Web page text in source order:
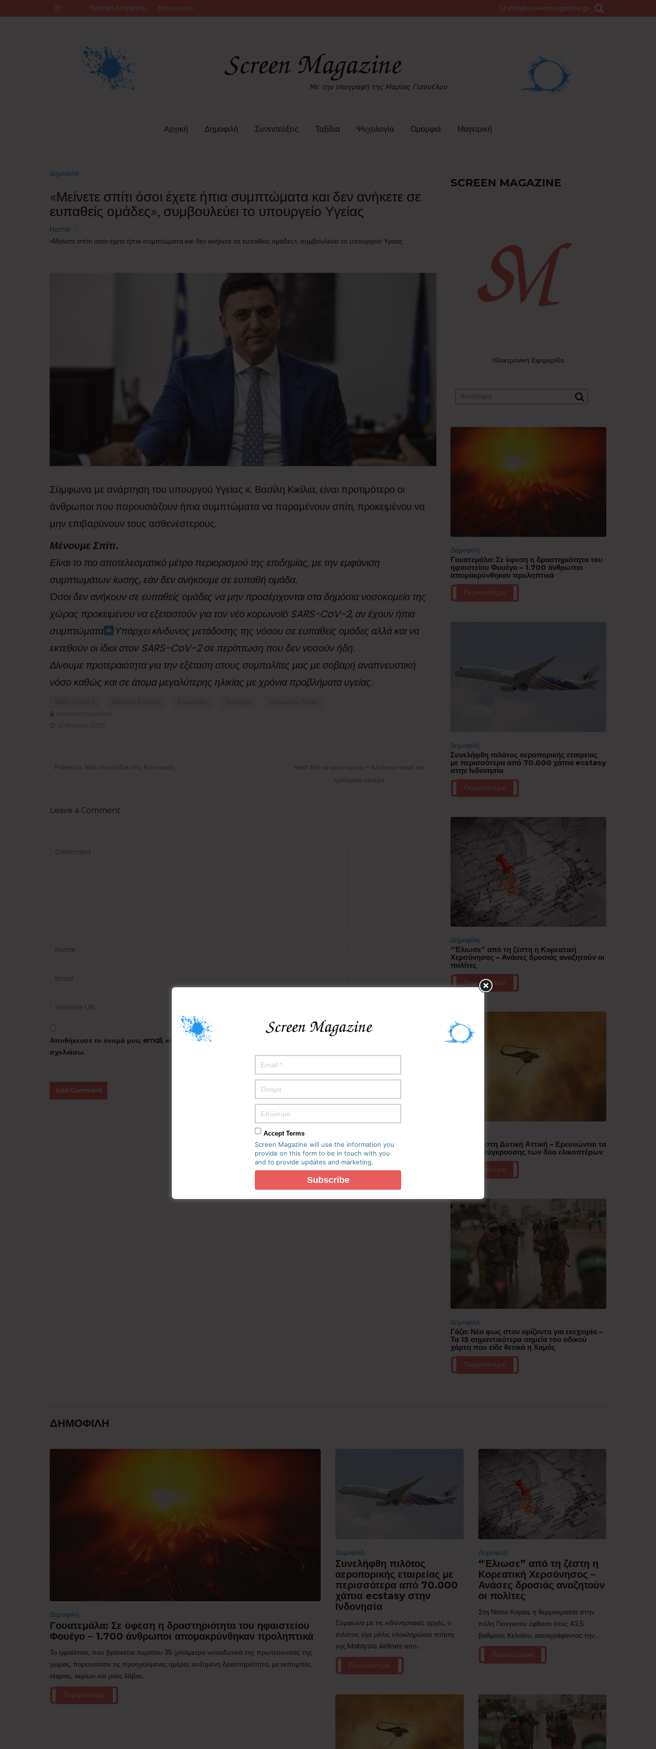
to
Πολιτική Απορρήτου Επικοινωνία info@screenmagazine.gr
Αρχική Δημοφιλή Συνεντεύξεις Ταξίδια Ψυχολογία Ομορφιά Μαγειρική
Δημοφιλή
«Μείνετε σπίτι όσοι έχετε ήπια συμπτώματα και δεν ανήκετε σε
ευπαθείς ομάδες», συμβουλεύει το υπουργείο Υγείας
Home
«Μείνετε σπίτι όσοι έχετε ήπια συμπτώματα και δεν ανήκετε σε ευπαθείς ομάδες», συμβουλεύει το υπουργείο Υγείας
Σύμφωνα με ανάρτηση του υπουργού Υγείας κ. Βασίλη Κικίλια, είναι προτιμότερο οι
άνθρωποι που παρουσιάζουν ήπια συμπτώματα να παραμένουν σπίτι, προκειμένου να
μην επιβαρύνουν τους ασθενέστερους.
Μένουμε Σπίτι.
Είναι το πιο αποτελεσματικό μέτρο περιορισμού της επιδημίας, με την εμφάνιση
συμπτωμάτων ίωσης, εάν δεν ανήκουμε σε ευπαθή ομάδα.
Όσοι δεν ανήκουν σε ευπαθείς ομάδες να μην προσέρχονται στα δημόσια νοσοκομεία της
χώρας προκειμένου να εξεταστούν για τον νέο κορωνοϊό SARS-CoV-2, αν έχουν ήπια
συμπτώματα
Υπάρχει κίνδυνος μετάδοσης της νόσου σε ευπαθείς ομάδες αλλά και να
εκτεθούν οι ίδιοι στον SARS-CoV-2 σε περίπτωση που δεν νοσούν ήδη.
Δίνουμε προτεραιότητα για την εξέταση στους συμπολίτες μας με σοβαρή αναπνευστική
νόσο καθώς και σε άτομα μεγαλύτερης ηλικίας με χρόνια προβλήματα υγείας.
Leave a Comment
Αποθήκευσε το όνομά μου, email, και τον ιστότοπο μου σε αυτόν τον πλοηγό για την επόμενη φορά που θα
σχολιάσω.
SCREEN MAGAZINE
Ηλεκτρονική Εφημερίδα
Δημοφιλή
Γουατεμάλα: Σε ύφεση η δραστηριότητα του
ηφαιστείου Φουέγο – 1.700 άνθρωποι
απομακρύνθηκαν προληπτικά
Περισσότερα
Δημοφιλή
Συνελήφθη πιλότος αεροπορικής εταιρείας
με περισσότερα από 70.000 χάπια ecstasy
στην Ινδονησία
Περισσότερα
Δημοφιλή
“Έλιωσε” από τη ζέστη η Κορεατική
Χερσόνησος – Ανάσες δροσιάς αναζητούν οι
πολίτες
Περισσότερα
Πυρκαγιά στη Δυτική Αττική – Ερευνώνται τα
αίτια της σύγκρουσης των δύο ελικοπτέρων
Περισσότερα
Δημοφιλή
Γάζα: Νέο φως στον ορίζοντα για εκεχειρία –
Τα 15 σημαντικότερα σημεία του οδικού
χάρτη που είδε θετικά η Χαμάς
Περισσότερα
ΔΗΜΟΦΙΛΗ
Δημοφιλή
Γουατεμάλα: Σε ύφεση η δραστηριότητα του ηφαιστείου
Φουέγο – 1.700 άνθρωποι απομακρύνθηκαν προληπτικά
Το ηφαίστειο, που βρίσκεται περίπου 35 χιλιόμετρα νοτιοδυτικά της πρωτεύουσας της
χώρας, παρουσίασε τις προηγούμενες ημέρες αυξημένη δραστηριότητα, με εκπομπές
τέφρας, αερίων και ροές λάβας.
Περισσότερα
Δημοφιλή
Συνελήφθη πιλότος
αεροπορικής εταιρείας με
περισσότερα από 70.000
χάπια ecstasy στην
Ινδονησία
Σύμφωνα με τις ινδονησιακές αρχές, ο
πιλότος είχε μόλις ολοκληρώσει πτήση
της Malaysia Airlines από...
Περισσότερα
Δημοφιλή
“Έλιωσε” από τη ζέστη η
Κορεατική Χερσόνησος –
Ανάσες δροσιάς αναζητούν
οι πολίτες
Στη Νότια Κορέα, η θερμοκρασία στην
πόλη Γιανγκσάν έφθασε τους 42,5
βαθμούς Κελσίου, καταγράφοντας την...
Περισσότερα
Accept Terms
Screen Magazine will use the information you
provide on this form to be in touch with you
and to provide updates and marketing.